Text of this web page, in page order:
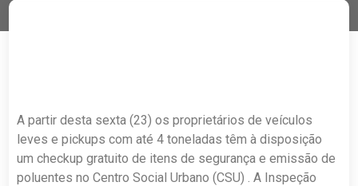
A partir desta sexta (23) os proprietários de veículos
leves e pickups com até 4 toneladas têm à disposição
um checkup gratuito de itens de segurança e emissão de
poluentes no Centro Social Urbano (CSU) . A Inspeção